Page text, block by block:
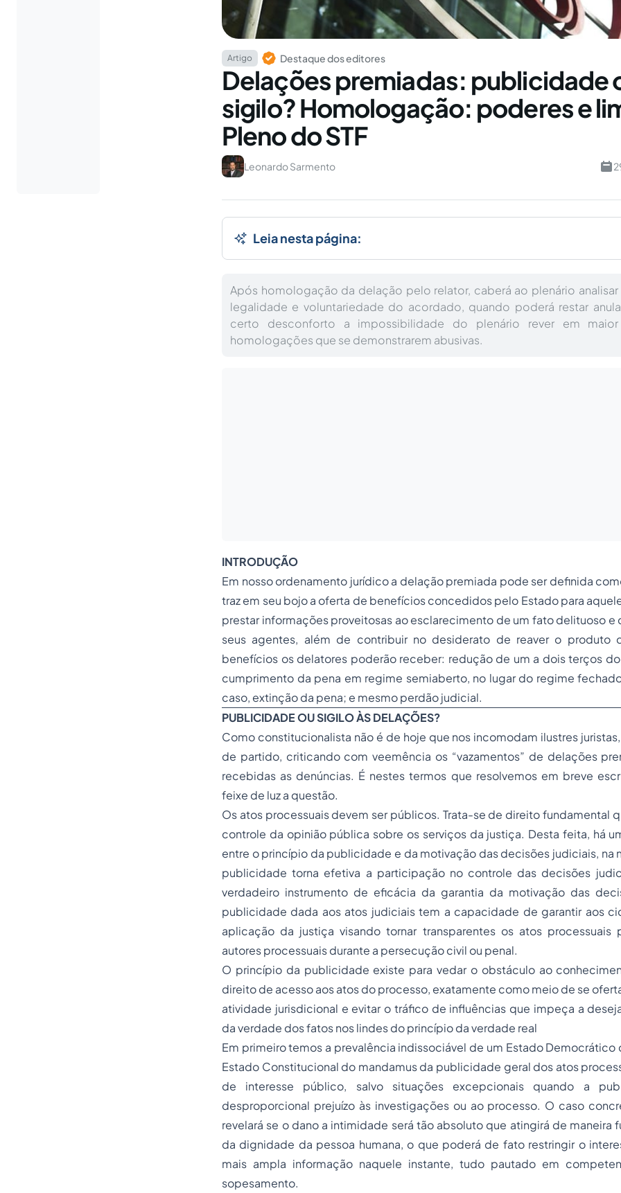
Artigo Destaque dos editores
Delações premiadas: publicidade
sigilo? Homologação: poderes e
Pleno do STF
Leonardo Sarmento
Leia nesta página:
Após homologação da delação pelo relator, caberá ao plenário analisar
legalidade e voluntariedade do acordado, quando poderá restar
certo desconforto a impossibilidade do plenário rever em
homologações que se demonstrarem abusivas.
INTRODUÇÃO
Em nosso ordenamento jurídico a delação premiada pode ser definida
traz em seu bojo a oferta de benefícios concedidos pelo Estado para
prestar informações proveitosas ao esclarecimento de um fato delituoso
seus agentes, além de contribuir no desiderato de reaver o produto
benefícios os delatores poderão receber: redução de um a dois terços
cumprimento da pena em regime semiaberto, no lugar do regime
caso, extinção da pena; e mesmo perdão judicial.
PUBLICIDADE OU SIGILO ÀS DELAÇÕES?
Como constitucionalista não é de hoje que nos incomodam ilustres
de partido, criticando com veemência os “vazamentos” de delações
recebidas as denúncias. É nestes termos que resolvemos em breve
feixe de luz a questão.
Os atos processuais devem ser públicos. Trata-se de direito fundamental
controle da opinião pública sobre os serviços da justiça. Desta feita, há
entre o princípio da publicidade e da motivação das decisões judiciais, na
publicidade torna efetiva a participação no controle das decisões
verdadeiro instrumento de eficácia da garantia da motivação das
publicidade dada aos atos judiciais tem a capacidade de garantir aos
aplicação da justiça visando tornar transparentes os atos processuais
autores processuais durante a persecução civil ou penal.
O princípio da publicidade existe para vedar o obstáculo ao
direito de acesso aos atos doprocesso, exatamente como meio de se
atividade jurisdicional e evitar o tráfico de influências que impeça a
da verdade dos fatos nos lindes do princípio da verdade real
Em primeiro temos a prevalência indissociável de um Estado Democrático
Estado Constitucional do mandamusda publicidade geral dos atos
de interesse público, salvo situações excepcionais quando a
desproporcional prejuízo às investigações ou ao processo. O caso
revelará se o dano a intimidade será tão absoluto que atingirá de maneira
da dignidade da pessoa humana, o que poderá de fato restringir o
mais ampla informação naquele instante, tudo pautado em
sopesamento.